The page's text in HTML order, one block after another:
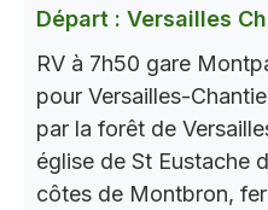
Départ : Versailles
RV à 7h50 gare
pour Versailles-
par la forêt de
église de St Eustache
côtes de Montbron,